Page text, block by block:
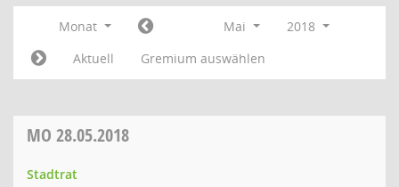
Monat Mai
2018
Aktuell
Gremium auswählen
MO 28.05.2018
Stadtrat